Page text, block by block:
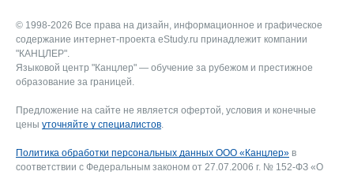
© 1998-2026 Все права на дизайн, информационное и графическое
содержание интернет-проекта eStudy.ru принадлежит компании
"КАНЦЛЕР".
Языковой центр "Канцлер" — обучение за рубежом и престижное
образование за границей.
Предложение на сайте не является офертой, условия и конечные
цены уточняйте у специалистов.
Политика обработки персональных данных ООО «Канцлер» в
соответствии с Федеральным законом от 27.07.2006 г. № 152-ФЗ «О